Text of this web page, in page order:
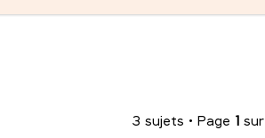
3 sujets • Page 1sur